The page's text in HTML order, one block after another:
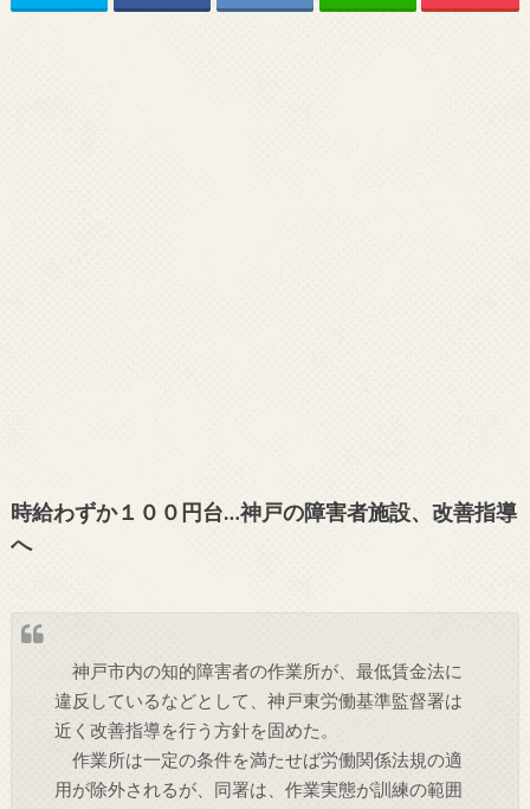
時給わずか１００円台…神戸の障害者施設、改善指導
へ
神戸市内の知的障害者の作業所が、最低賃金法に
違反しているなどとして、神戸東労働基準監督署は
近く改善指導を行う方針を固めた。
作業所は一定の条件を満たせば労働関係法規の適
用が除外されるが、同署は、作業実態が訓練の範囲